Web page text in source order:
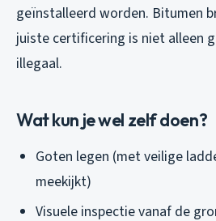
geïnstalleerd worden. Bitumen
juiste certificering is niet alleen
illegaal.
Wat kun je wel zelf doen?
Goten legen (met veilige
meekijkt)
Visuele inspectie vanaf de